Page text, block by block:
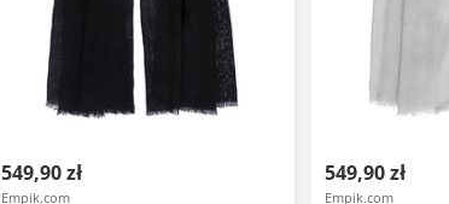
549,90 zł
Empik.com
549,90 zł
Empik.com